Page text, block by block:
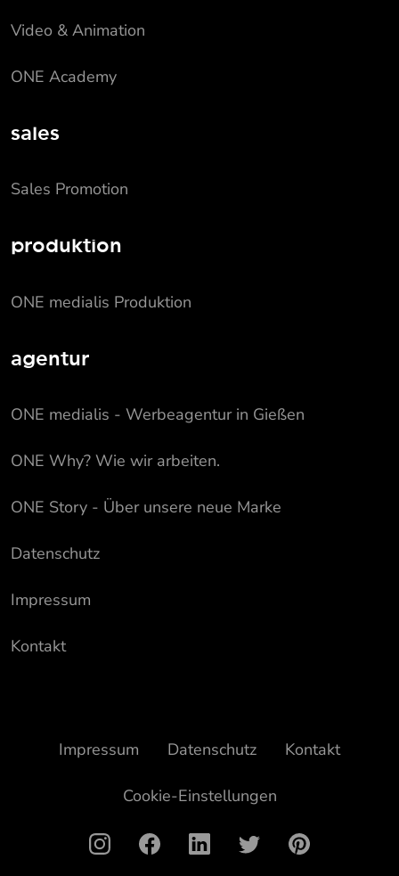
Video & Animation
ONE Academy
sales
Sales Promotion
produktion
ONE medialis Produktion
agentur
ONE medialis - Werbeagentur in Gießen
ONE Why? Wie wir arbeiten.
ONE Story - Über unsere neue Marke
Datenschutz
Impressum
Kontakt
Impressum Datenschutz Kontakt
Cookie-Einstellungen